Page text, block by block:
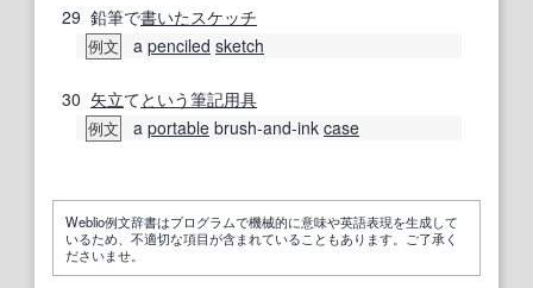
29 鉛筆で書いたスケッチ
例文 a penciled sketch
30 矢立てという筆記用具
例文 a portable brush-and-ink case
Weblio例文辞書はプログラムで機械的に意味や英語表現を生成して
いるため、不適切な項目が含まれていることもあります。ご了承く
ださいませ。